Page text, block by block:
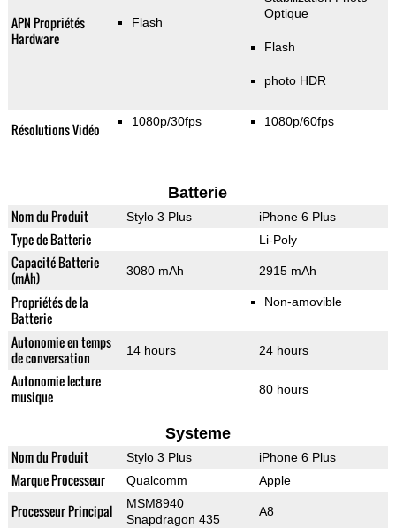
APN Propriétés
Hardware
Flash
Optique
Flash
photo HDR
Résolutions Vidéo 1080p/30fps 1080p/60fps
Batterie
Nom du Produit Stylo 3 Plus iPhone 6 Plus
Type de Batterie Li-Poly
Capacité Batterie
(mAh)
3080 mAh 2915 mAh
Propriétés de la
Batterie
Non-amovible
Autonomie en temps
de conversation
14 hours 24 hours
Autonomie lecture
musique
80 hours
Systeme
Nom du Produit Stylo 3 Plus iPhone 6 Plus
Marque Processeur Qualcomm Apple
Processeur Principal
MSM8940
Snapdragon 435
A8